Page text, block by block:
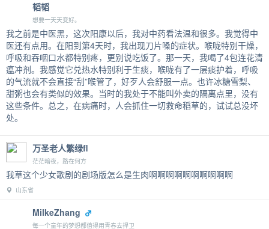
韬韬
想要一天天变好。
我之前是中医黑，这次阳康以后，我对中药看法温和很多。我觉得中
医还有点用。在阳到第4天时，我出现刀片嗓的症状。喉咙特别干燥，
呼吸和吞咽口水都特别疼，更别说吃饭了。那一天，我喝了4包连花清
瘟冲剂。我感觉它兑热水特别利于生痰，喉咙有了一层痰护着，呼吸
的气流就不会直接“刮”喉管了，好歹人会舒服一点。也许冰糖雪梨、
甜粥也会有类似的效果。当时的我处于不能叫外卖的隔离点里，没有
这些条件。总之，在病痛时，人会抓住一切救命稻草的，试试总没坏
处。
万圣老人繁绿fl
茫茫暗夜，路在何方
我草这个少女歌剧的剧场版怎么是生肉啊啊啊啊啊啊啊啊啊啊
山东省
MilkeZhang
每一个童年的梦想都值得用青春去捍卫